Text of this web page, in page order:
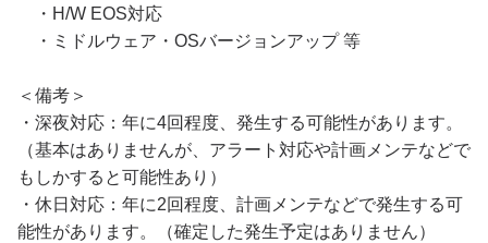
・H/W EOS対応
・ミドルウェア・OSバージョンアップ 等
＜備考＞
・深夜対応：年に4回程度、発生する可能性があります。
（基本はありませんが、アラート対応や計画メンテなどで
もしかすると可能性あり）
・休日対応：年に2回程度、計画メンテなどで発生する可
能性があります。（確定した発生予定はありません）